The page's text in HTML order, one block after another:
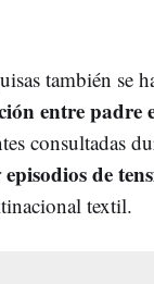
también se
entre padre
consultadas
episodios de
textil.